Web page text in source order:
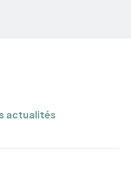
actualités